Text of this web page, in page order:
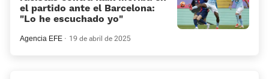
el partido ante el Barcelona:
«Lo he escuchado yo»
Agencia EFE 19 de abril de 2025